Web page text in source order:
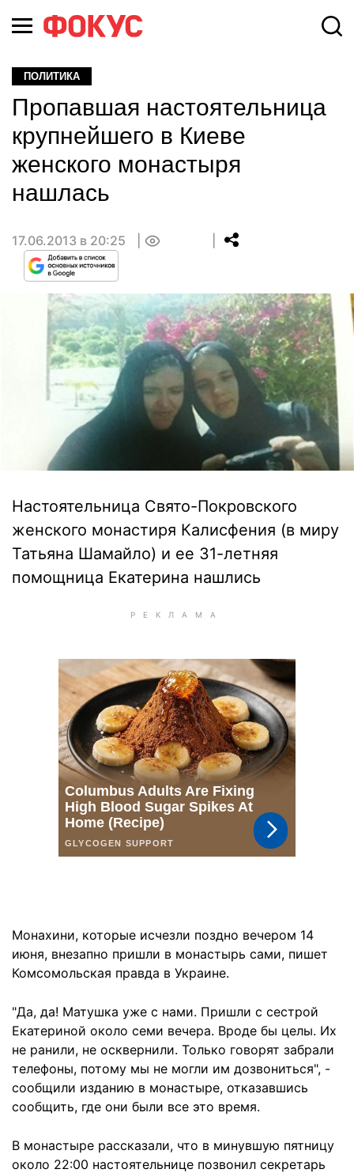
ПОЛИТИКА
Пропавшая настоятельница
крупнейшего в Киеве
женского монастыря
нашлась
17.06.2013 в 20:25
Настоятельница Свято-Покровского
женского монастиря Калисфения (в миру
Татьяна Шамайло) и ее 31-летняя
помощница Екатерина нашлись
Монахини, которые исчезли поздно вечером 14
июня, внезапно пришли в монастырь сами, пишет
Комсомольская правда в Украине.
"Да, да! Матушка уже с нами. Пришли с сестрой
Екатериной около семи вечера. Вроде бы целы. Их
не ранили, не осквернили. Только говорят забрали
телефоны, потому мы не могли им дозвониться", -
сообщили изданию в монастыре, отказавшись
сообщить, где они были все это время.
В монастыре рассказали, что в минувшую пятницу
около 22:00 настоятельнице позвонил секретарь